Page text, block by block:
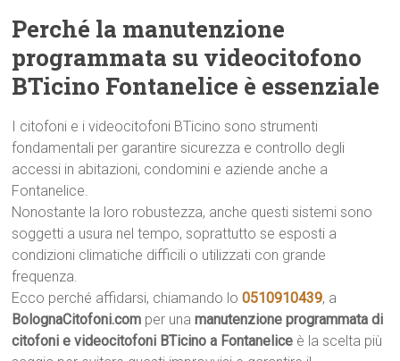
Perché la manutenzione
programmata su videocitofono
BTicino Fontanelice è essenziale
I citofoni e i videocitofoni BTicino sono strumenti
fondamentali per garantire sicurezza e controllo degli
accessi in abitazioni, condomini e aziende anche a
Fontanelice.
Nonostante la loro robustezza, anche questi sistemi sono
soggetti a usura nel tempo, soprattutto se esposti a
condizioni climatiche difficili o utilizzati con grande
frequenza.
Ecco perché affidarsi, chiamando lo0510910439, a
BolognaCitofoni.com per unamanutenzione programmata di
citofoni e videocitofoni BTicino a Fontanelice è la scelta più